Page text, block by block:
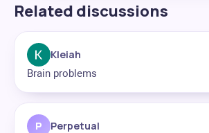
Related discussions
Kleiah
Brain problems
P Perpetual